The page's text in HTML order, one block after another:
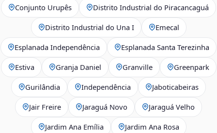
Conjunto Urupês Distrito Industrial do Piracancaguá
Distrito Industrial do Una I Emecal
Esplanada Independência Esplanada Santa Terezinha
Estiva Granja Daniel Granville Greenpark
Gurilândia Independência Jaboticabeiras
Jair Freire Jaraguá Novo Jaraguá Velho
Jardim Ana Emília Jardim Ana Rosa